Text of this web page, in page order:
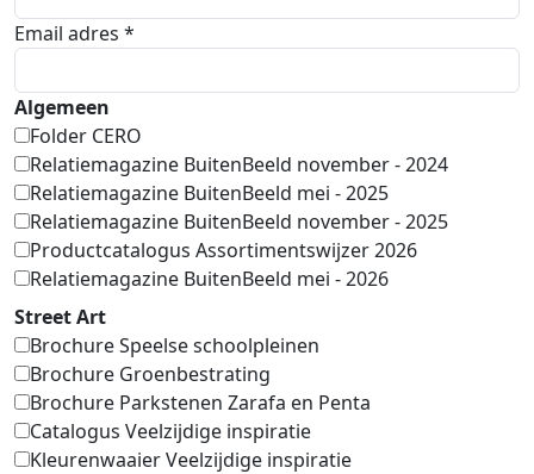
Email adres *
Algemeen
Folder CERO
Relatiemagazine BuitenBeeld november - 2024
Relatiemagazine BuitenBeeld mei - 2025
Relatiemagazine BuitenBeeld november - 2025
Productcatalogus Assortimentswijzer 2026
Relatiemagazine BuitenBeeld mei - 2026
Street Art
Brochure Speelse schoolpleinen
Brochure Groenbestrating
Brochure Parkstenen Zarafa en Penta
Catalogus Veelzijdige inspiratie
Kleurenwaaier Veelzijdige inspiratie